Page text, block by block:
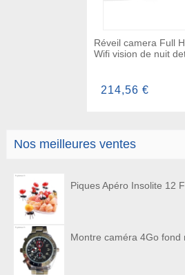
Nos meilleures ventes
Piques Apéro Insolite 12
Montre caméra 4Go fond
Réveil camera Full
Wifi vision de nuit
214,56 €